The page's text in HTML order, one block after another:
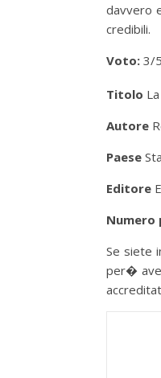
davvero
credibili.
Voto: 3/5
Titolo
Autore
Paese
Editore
Numero
Se siete
per�